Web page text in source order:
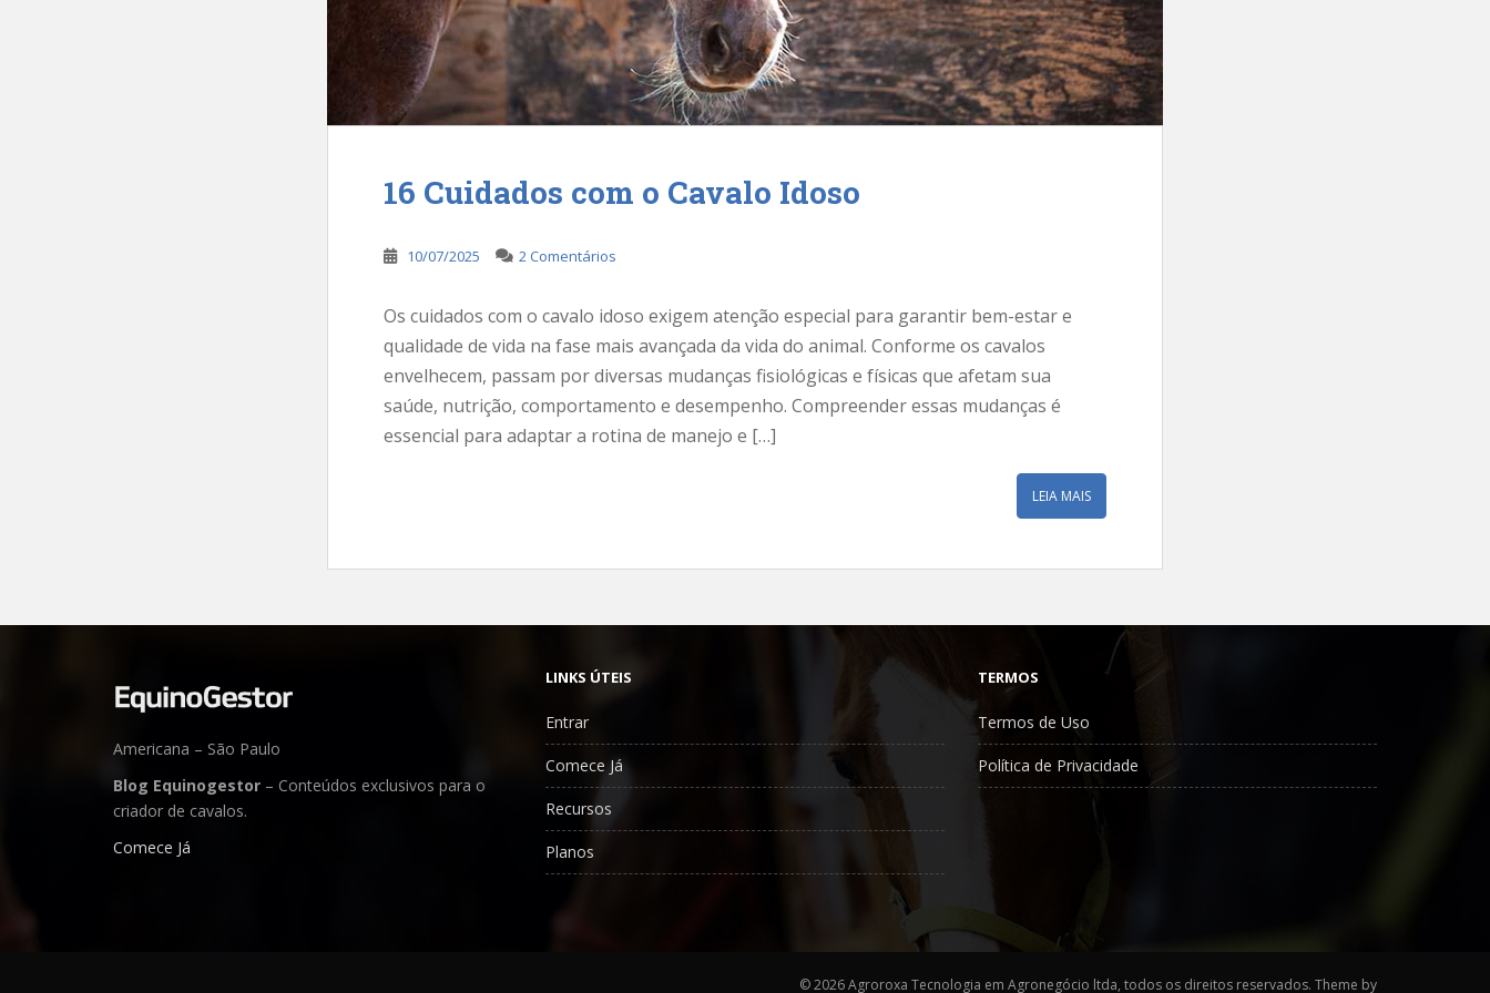
16 Cuidados com o Cavalo Idoso
10/07/2025 2 Comentários
Os cuidados com o cavalo idoso exigem atenção especial para garantir bem-estar e
qualidade de vida na fase mais avançada da vida do animal. Conforme os cavalos
envelhecem, passam por diversas mudanças fisiológicas e físicas que afetam sua
saúde, nutrição, comportamento e desempenho. Compreender essas mudanças é
essencial para adaptar a rotina de manejo e […]
LEIA MAIS
Americana – São Paulo
Blog Equinogestor – Conteúdos exclusivos para o
criador de cavalos.
Comece Já
LINKS ÚTEIS
Entrar
Comece Já
Recursos
Planos
TERMOS
Termos de Uso
Política de Privacidade
©2026 Agroroxa Tecnologia em Agronegócio ltda, todos os direitos reservados. Theme by